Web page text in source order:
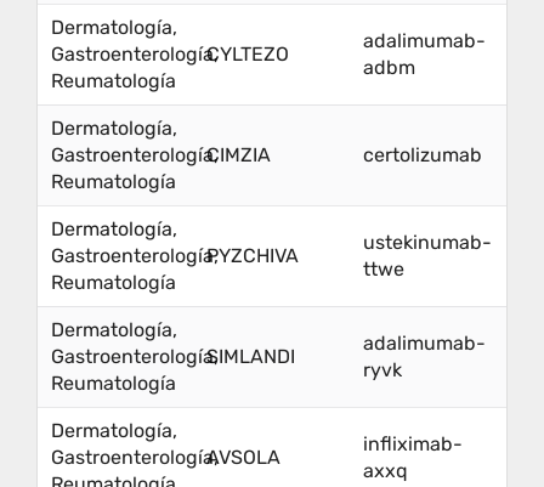
Dermatología,
Gastroenterología,
Reumatología
CYLTEZO
adalimumab-
adbm
Dermatología,
Gastroenterología,
Reumatología
CIMZIA certolizumab
Dermatología,
Gastroenterología,
Reumatología
PYZCHIVA
ustekinumab-
ttwe
Dermatología,
Gastroenterología,
Reumatología
SIMLANDI
adalimumab-
ryvk
Dermatología,
Gastroenterología,AVSOLA
infliximab-
axxq